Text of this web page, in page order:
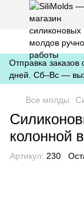
https://
domain-association
Отправка заказов
дней. Сб–Вс —
Все молды
колонной
Артикул: 230